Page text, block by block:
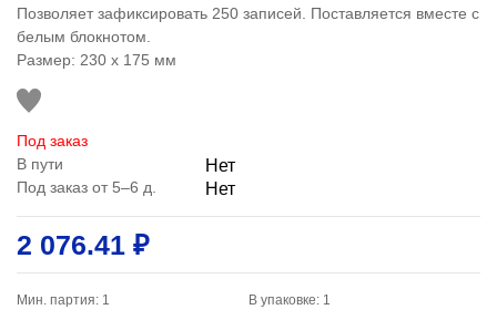
Позволяет зафиксировать 250 записей. Поставляется вместе с
белым блокнотом.
Размер: 230 x 175 мм
Под заказ
В пути
Нет
Под заказ от 5–6 д. Нет
2 076.41 ₽
Мин. партия: 1 В упаковке: 1